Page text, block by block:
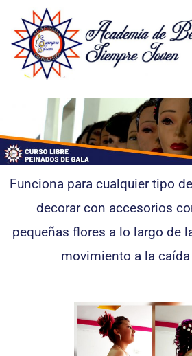
Funciona para cualquier tipo
decorar con accesorios
pequeñas flores a lo largo de
movimiento a la